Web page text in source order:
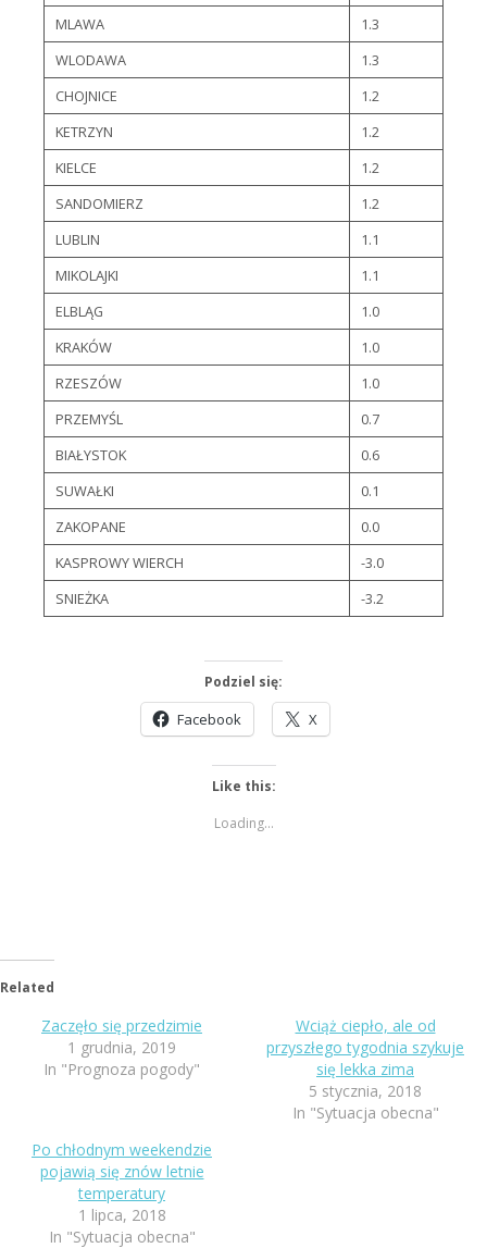
MLAWA
1.3
WLODAWA
1.3
CHOJNICE
1.2
KETRZYN
1.2
KIELCE
1.2
SANDOMIERZ
1.2
LUBLIN
1.1
MIKOLAJKI
1.1
ELBLĄG
1.0
KRAKÓW
1.0
RZESZÓW
1.0
PRZEMYŚL
0.7
BIAŁYSTOK
0.6
SUWAŁKI
0.1
ZAKOPANE
0.0
KASPROWY WIERCH
-3.0
SNIEŻKA
-3.2
Podziel się:
Facebook X
Like this:
Loading...
Related
Zaczęło się przedzimie
1 grudnia, 2019
In "Prognoza pogody"
Wciąż ciepło, ale od
przyszłego tygodnia szykuje
się lekka zima
5 stycznia, 2018
In "Sytuacja obecna"
Po chłodnym weekendzie
pojawią się znów letnie
temperatury
1 lipca, 2018
In "Sytuacja obecna"